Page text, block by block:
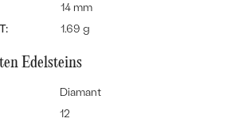
14 mm
1.69 g
Edelsteins
Diamant
12